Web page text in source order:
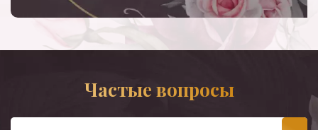
Частые вопросы